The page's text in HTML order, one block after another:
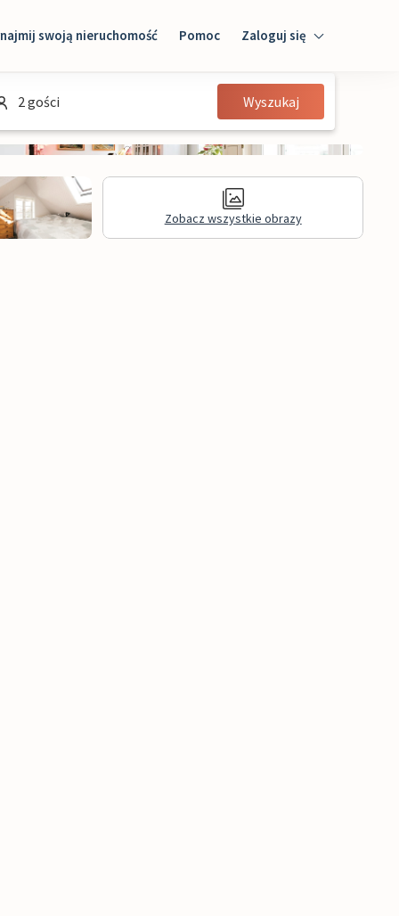
swoją nieruchomość Pomoc Zaloguj się
Zaloguj się
Gość
2 gości Wyszukaj
Zobacz wszystkie obrazy